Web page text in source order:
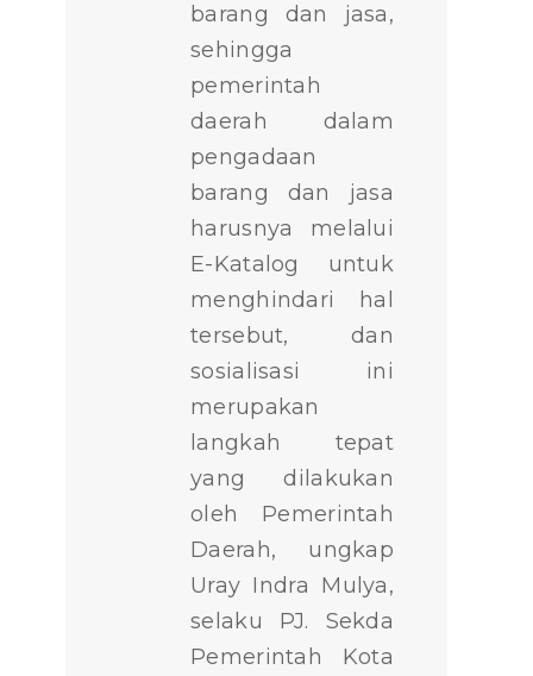
barang dan jasa,
sehingga
pemerintah
daerah dalam
pengadaan
barang dan jasa
harusnya melalui
E-Katalog untuk
menghindari hal
tersebut, dan
sosialisasi ini
merupakan
langkah tepat
yang dilakukan
oleh Pemerintah
Daerah, ungkap
Uray Indra Mulya,
selaku PJ. Sekda
Pemerintah Kota